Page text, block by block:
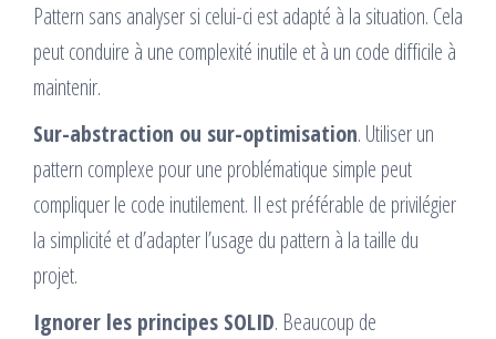
Pattern sans analyser si celui-ci est adapté à la situation. Cela
peut conduire à une complexité inutile et à un code difficile à
maintenir.
Sur-abstraction ou sur-optimisation. Utiliser un
pattern complexe pour une problématique simple peut
compliquer le code inutilement. Il est préférable de privilégier
la simplicité et d’adapter l’usage du pattern à la taille du
projet.
Ignorer les principes SOLID. Beaucoup de